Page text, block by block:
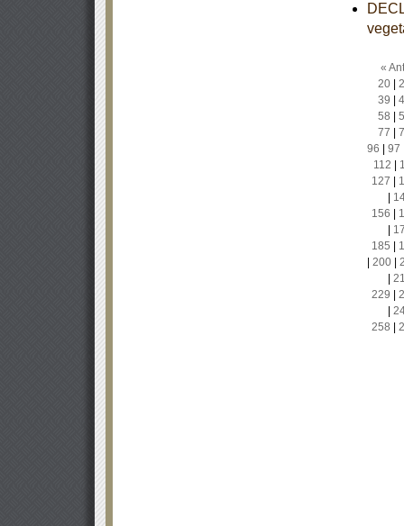
«
20|
39
58
77
96
97
112
127
156
185
200|
229
258